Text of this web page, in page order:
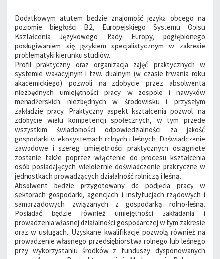
Dodatkowym atutem będzie znajomość języka obcego na
poziomie biegłości B2, Europejskiego Systemu Opisu
Kształcenia Językowego Rady Europy, pogłębionego
posługiwaniem się językiem specjalistycznym w zakresie
problematyki kierunku studiów.
Profil praktyczny oraz organizacja zajęć praktycznych w
systemie wakacyjnym i tzw. dualnym (w czasie trwania roku
akademickiego) pozwoli na zdobycie przez absolwenta
niezbędnych umiejętności pracy w zespole i nawyków
menadżerskich niezbędnych w środowisku i przyszłym
zakładzie pracy. Praktyczny aspekt kształcenia pozwoli na
zdobycie wielu kompetencji społecznych, w tym przede
wszystkim świadomości odpowiedzialności za jakość
gospodarki w ekosystemach rolnych i leśnych. Doświadczenie
zawodowe i szereg umiejętności praktycznych osiągnięte
zostanie także poprzez włączenie do procesu kształcenia
osób posiadających wieloletnie doświadczenie praktyczne w
jednostkach prowadzących działalność rolniczą i leśną.
Absolwent będzie przygotowany do podjęcia pracy w
sektorach gospodarki, agencjach i instytucjach rządowych i
samorządowych związanych z gospodarką rolno-leśną.
Posiadać będzie również umiejętności zakładania i
prowadzenia własnej działalności gospodarczej w tym zakresie
oraz w usługach. Uzyskane kwalifikacje pozwolą również na
prowadzenie własnego przedsiębiorstwa rolnego lub leśnego
przy wykorzystaniu środków z funduszy dysponowanych